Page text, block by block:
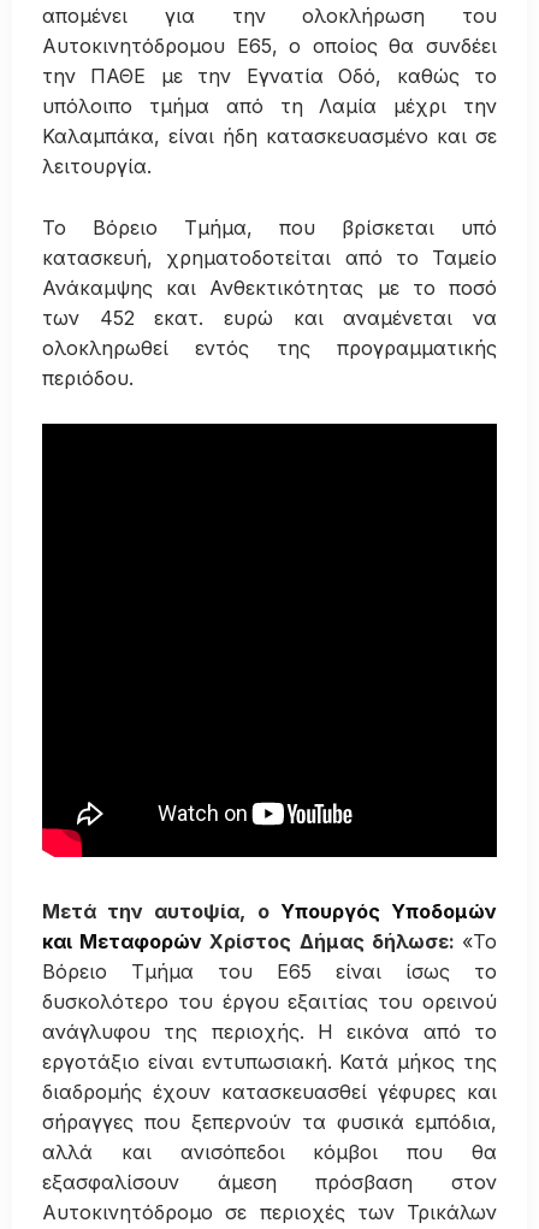
απομένει για την ολοκλήρωση του
Αυτοκινητόδρομου Ε65, ο οποίος θα συνδέει
την ΠΑΘΕ με την Εγνατία Οδό, καθώς το
υπόλοιπο τμήμα από τη Λαμία μέχρι την
Καλαμπάκα, είναι ήδη κατασκευασμένο και σε
λειτουργία.
Το Βόρειο Τμήμα, που βρίσκεται υπό
κατασκευή, χρηματοδοτείται από το Ταμείο
Ανάκαμψης και Ανθεκτικότητας με το ποσό
των 452 εκατ. ευρώ και αναμένεται να
ολοκληρωθεί εντός της προγραμματικής
περιόδου.
Μετά την αυτοψία, ο Υπουργός Υποδομών
και Μεταφορών Χρίστος Δήμας δήλωσε: «Το
Βόρειο Τμήμα του Ε65 είναι ίσως το
δυσκολότερο του έργου εξαιτίας του ορεινού
ανάγλυφου της περιοχής. Η εικόνα από το
εργοτάξιο είναι εντυπωσιακή. Κατά μήκος της
διαδρομής έχουν κατασκευασθεί γέφυρες και
σήραγγες που ξεπερνούν τα φυσικά εμπόδια,
αλλά και ανισόπεδοι κόμβοι που θα
εξασφαλίσουν άμεση πρόσβαση στον
Αυτοκινητόδρομο σε περιοχές των Τρικάλων